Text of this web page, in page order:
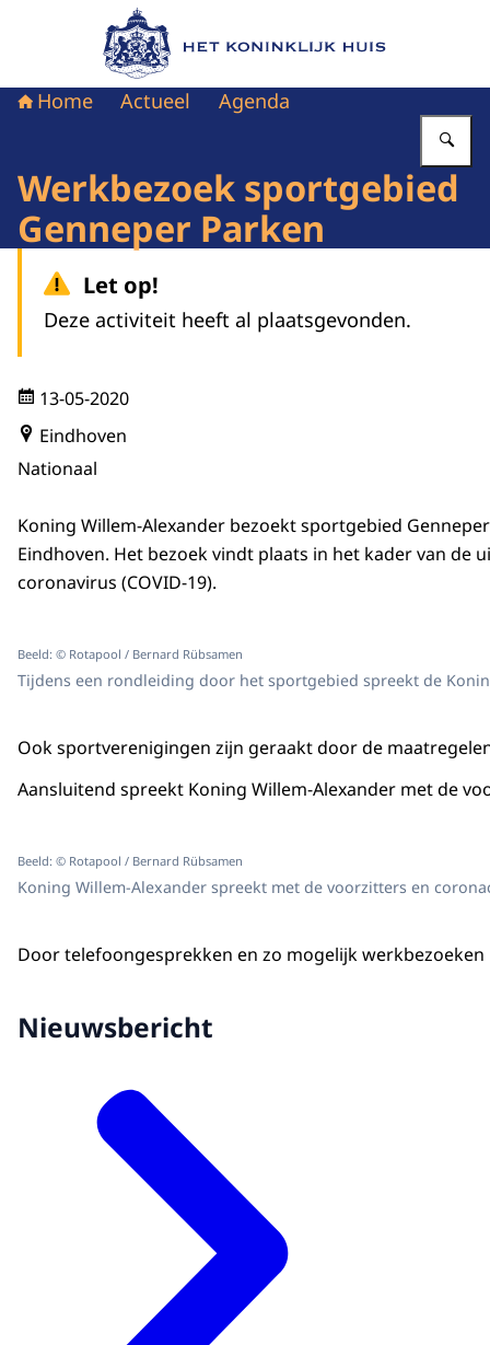
Naar de homepage van Het Koninklijk Huis
Home Actueel Agenda
Werkbezoek sportgebied
Genneper Parken
Let op!
Deze activiteit heeft al plaatsgevonden.
13-05-2020
Eindhoven
Nationaal
Koning Willem-Alexander bezoekt sportgebied
Eindhoven. Het bezoek vindt plaats in het kader van de
coronavirus (COVID-19).
Beeld: © Rotapool / Bernard Rübsamen
Tijdens een rondleiding door het sportgebied spreekt de
Ook sportverenigingen zijn geraakt door de
Aansluitend spreekt Koning Willem-Alexander met de
Beeld: © Rotapool / Bernard Rübsamen
Koning Willem-Alexander spreekt met de voorzitters en
Door telefoongesprekken en zo mogelijk
Nieuwsbericht